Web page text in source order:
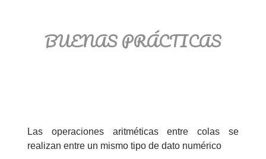
BUENAS PRÁCTICAS
Las operaciones aritméticas entre colas se
realizan entre un mismo tipo de dato numérico